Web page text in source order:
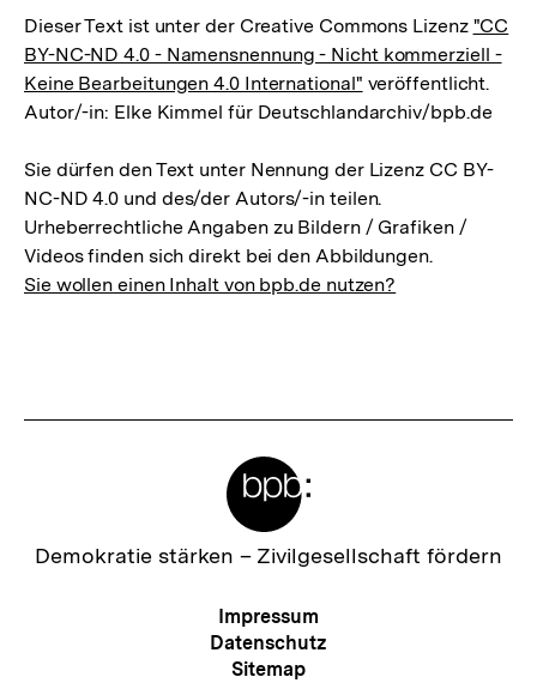
Dieser Text ist unter der Creative Commons Lizenz "CC
BY-NC-ND 4.0 - Namensnennung - Nicht kommerziell -
Keine Bearbeitungen 4.0 International" veröffentlicht.
Autor/-in: Elke Kimmel für Deutschlandarchiv/bpb.de
Sie dürfen den Text unter Nennung der Lizenz CC BY-
NC-ND 4.0 und des/der Autors/-in teilen.
Urheberrechtliche Angaben zu Bildern / Grafiken /
Videos finden sich direkt bei den Abbildungen.
Sie wollen einen Inhalt von bpb.de nutzen?
Zur
Demokratie stärken – Zivilgesellschaft fördern
Meta-
Navigation
Impressum
Datenschutz
Sitemap